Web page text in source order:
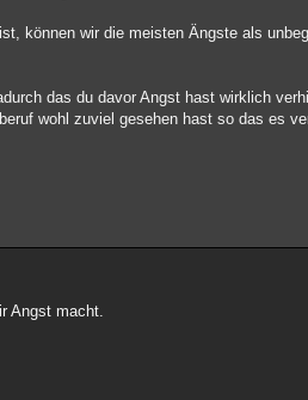
können wir die meisten Ängste als
das du davor Angst hast wirklich
wohl zuviel gesehen hast so das es
Angst macht.